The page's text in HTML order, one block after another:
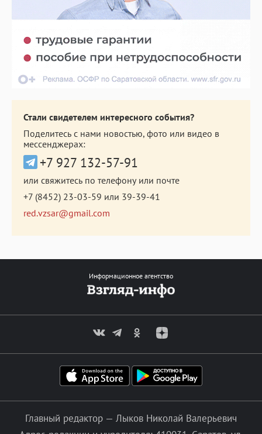
Стали свидетелем интересного события?
Поделитесь с нами новостью, фото или видео в
мессенджерах:
+7 927 132-57-91
или свяжитесь по телефону или почте
+7 (8452) 23-03-59 или 39-39-41
red.vzsar@gmail.com
Информационное агентство
Главный редактор — Лыков Николай Валерьевич